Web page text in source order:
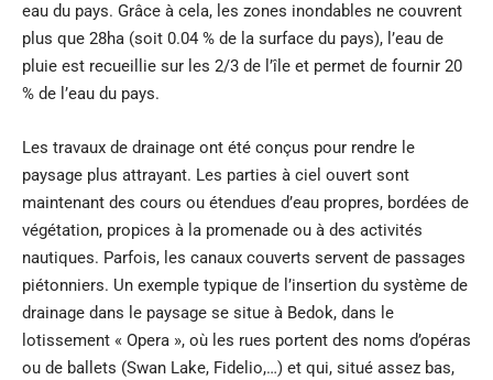
eau du pays. Grâce à cela, les zones inondables ne couvrent
plus que 28ha (soit 0.04 % de la surface du pays), l’eau de
pluie est recueillie sur les 2/3 de l’île et permet de fournir 20
% de l’eau du pays.
Les travaux de drainage ont été conçus pour rendre le
paysage plus attrayant. Les parties à ciel ouvert sont
maintenant des cours ou étendues d’eau propres, bordées de
végétation, propices à la promenade ou à des activités
nautiques. Parfois, les canaux couverts servent de passages
piétonniers. Un exemple typique de l’insertion du système de
drainage dans le paysage se situe à Bedok, dans le
lotissement « Opera », où les rues portent des noms d’opéras
ou de ballets (Swan Lake, Fidelio,…) et qui, situé assez bas,